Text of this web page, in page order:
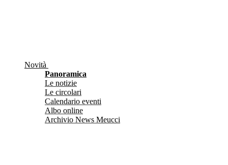
Novità
Panoramica
Le notizie
Le circolari
Calendario eventi
Albo online
Archivio News Meucci